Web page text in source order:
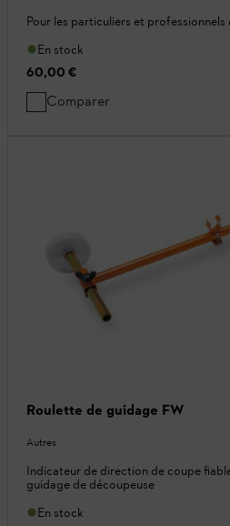
Pour les particuliers et professionnels
En stock
60,00 €
Comparer
Roulette de guidage FW
Autres
Indicateur de direction de coupe
guidage de découpeuse
En stock